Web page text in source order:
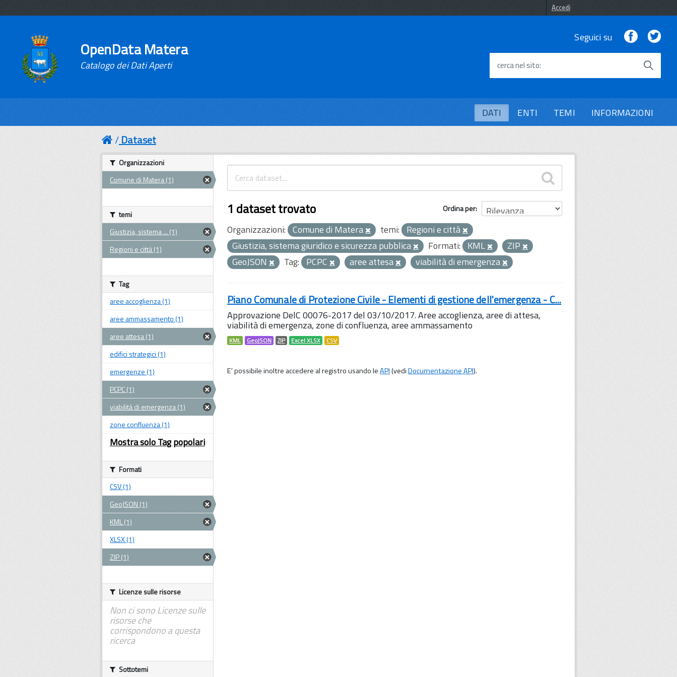
Accedi
OpenData Matera
Catalogo dei Dati Aperti
Seguici su Facebook
cerca nel sito
DATI ENTI TEMI INFORMAZIONI
Dataset
Ordina per
1 dataset trovato
Organizzazioni: Comune di Matera temi: Regioni e città
Giustizia, sistema giuridico e sicurezza pubblica
Formati: KML
ZIP
GeoJSON
Tag: PCPC aree attesa viabilità di emergenza
Piano Comunale di Protezione Civile - Elementi di gestione dell'emergenza - C...
Approvazione DelC 00076-2017 del 03/10/2017. Aree accoglienza, aree di attesa,
viabilità di emergenza, zone di confluenza, aree ammassamento
KML GeoJSON ZIP Excel XLSX CSV
E' possibile inoltre accedere al registro usando leAPI(vediDocumentazione API).
Organizzazioni
Comune di Matera (1)
temi
Giustizia, sistema ... (1)
Regioni e città (1)
Tag
aree accoglienza (1)
aree ammassamento (1)
aree attesa (1)
edifici strategici (1)
emergenze (1)
PCPC (1)
viabilità di emergenza (1)
zone confluenza (1)
Mostra solo Tag popolari
Formati
CSV (1)
GeoJSON (1)
KML (1)
XLSX (1)
ZIP (1)
Licenze sulle risorse
Non ci sono Licenze sulle
risorse che
corrispondono a questa
ricerca
Sottotemi